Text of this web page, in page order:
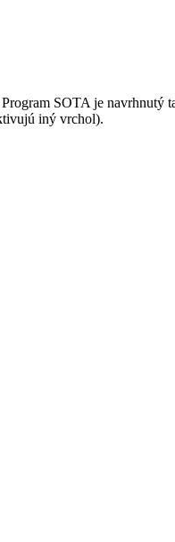
SOTA je navrhnutý
iný vrchol).